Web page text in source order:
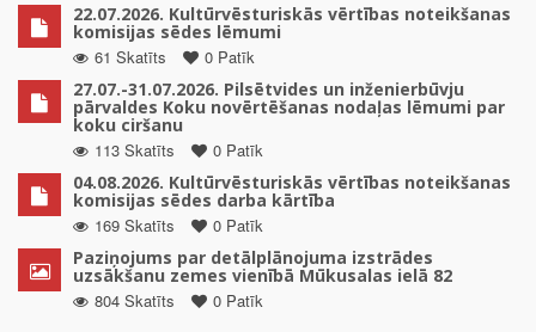
22.07.2026. Kultūrvēsturiskās vērtības noteikšanas
komisijas sēdes lēmumi
61 Skatīts
0 Patīk
27.07.-31.07.2026. Pilsētvides un inženierbūvju
pārvaldes Koku novērtēšanas nodaļas lēmumi par
koku ciršanu
113 Skatīts
0 Patīk
04.08.2026. Kultūrvēsturiskās vērtības noteikšanas
komisijas sēdes darba kārtība
169 Skatīts
0 Patīk
Paziņojums par detālplānojuma izstrādes
uzsākšanu zemes vienībā Mūkusalas ielā 82
804 Skatīts
0 Patīk